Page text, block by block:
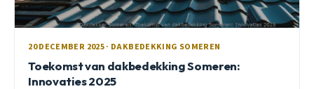
20 DECEMBER 2025 · DAKBEDEKKING SOMEREN
Toekomst van dakbedekking Someren:
Innovaties 2025